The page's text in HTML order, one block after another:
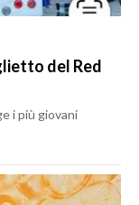
del Red
i più giovani